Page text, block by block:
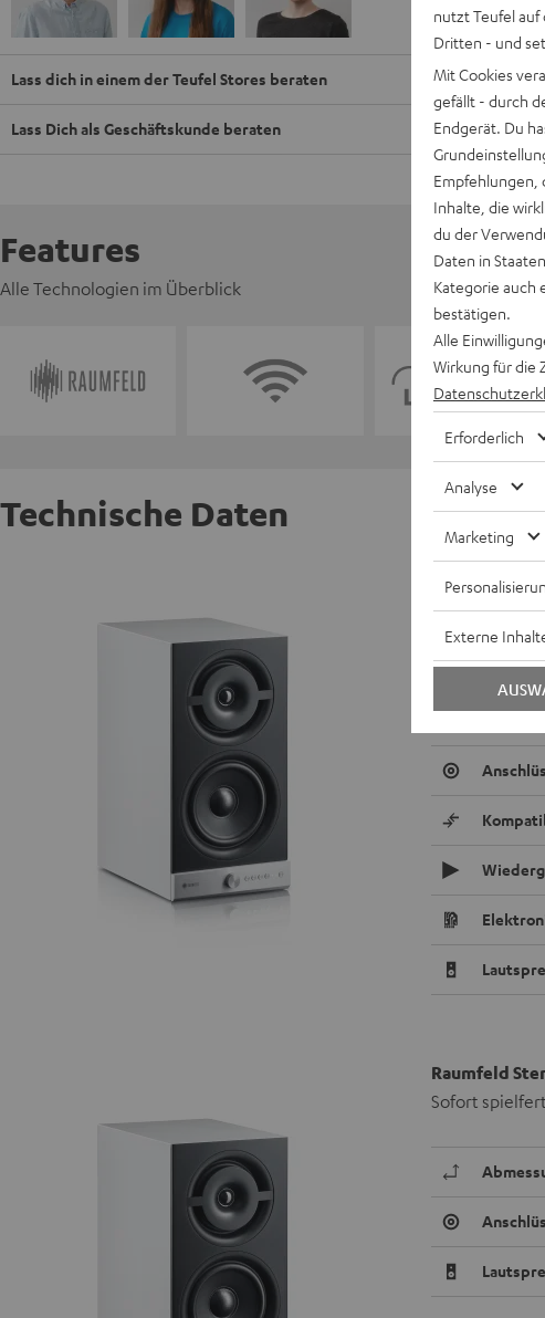
Lass dich in einem der Teufel Stores beraten
Lass Dich als Geschäftskunde beraten
Features
Alle Technologien im Überblick
Technische Daten
Sofort
Radio
Raumfeld
Sofort
nutzt Teufel auf
Dritten - und
Mit Cookies
gefällt - durch
Endgerät. Du
Empfehlungen,
Inhalte, die
du der
Daten in
Kategorie auch
bestätigen.
Alle
Wirkung für die
Erforderlich
Analyse
Marketing
Externe